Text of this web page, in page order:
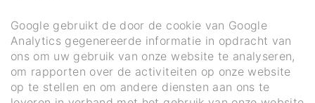
Google gebruikt de door de cookie van Google
Analytics gegenereerde informatie in opdracht van
ons om uw gebruik van onze website te analyseren,
om rapporten over de activiteiten op onze website
op te stellen en om andere diensten aan ons te